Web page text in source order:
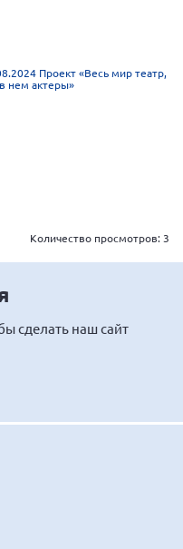
Проект «Весь мир театр,
нем актеры»
Количество просмотров: 3
сделать наш сайт